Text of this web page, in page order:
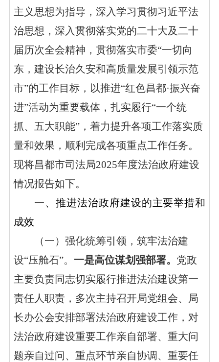
主义思想为指导，深入学习贯彻习近平法
治思想，深入贯彻落实党的二十大及二十
届历次全会精神，贯彻落实市委“一切向
东，建设长治久安和高质量发展引领示范
市”的工作目标，以推进“红色昌都·振兴奋
进”活动为重要载体， 扎实履行“一个统
抓、五大职能”， 着力提升各项工作落实质
量和效果， 顺利完成各项重点工作任务。
现将昌都市司法局2025年度法治政府建设
情况报告如下。
一、推进法治政府建设的主要举措和
成效
（一）强化统筹引领，筑牢法治建
设“压舱石”。 一是高位谋划强部署。 党政
主要负责同志切实履行推进法治建设第一
责任人职责，多次主持召开局党组会、局
长办公会安排部署法治政府建设工作，对
法治政府建设重要工作亲自部署、重大问
题亲自过问、重点环节亲自协调、重要任